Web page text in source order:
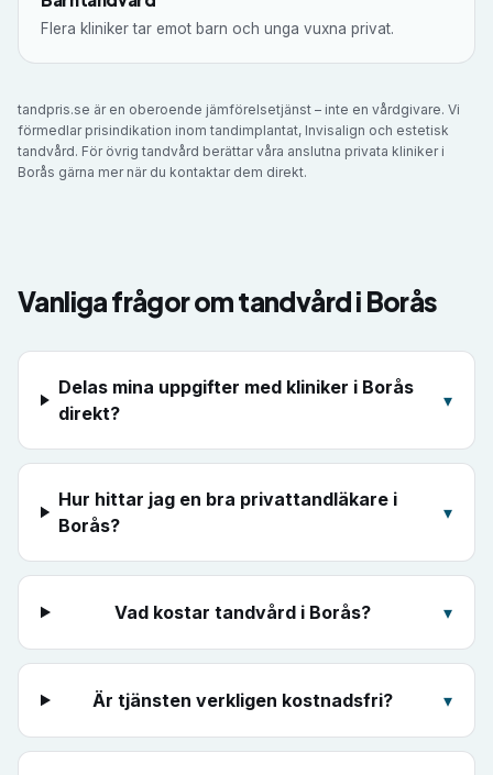
Flera kliniker tar emot barn och unga vuxna privat.
tandpris.se är en oberoende jämförelsetjänst – inte en vårdgivare. Vi
förmedlar prisindikation inom tandimplantat, Invisalign och estetisk
tandvård. För övrig tandvård berättar våra anslutna privata kliniker i
Borås gärna mer när du kontaktar dem direkt.
Vanliga frågor om tandvård i Borås
Delas mina uppgifter med kliniker i Borås
direkt?
▾
Hur hittar jag en bra privattandläkare i
Borås?
▾
Vad kostar tandvård i Borås? ▾
Är tjänsten verkligen kostnadsfri? ▾